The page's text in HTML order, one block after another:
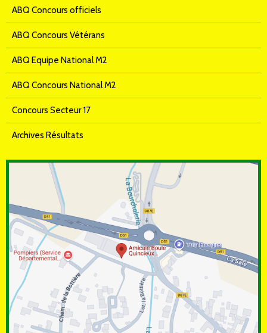
ABQ Concours officiels
ABQ Concours Vétérans
ABQ Equipe National M2
ABQ Concours National M2
Concours Secteur 17
Archives Résultats